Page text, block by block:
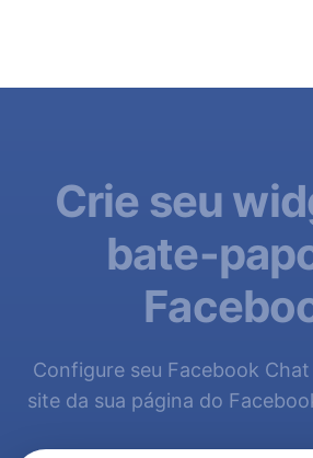
Crie seu
bate-
Configure seu Facebook
site da sua página do